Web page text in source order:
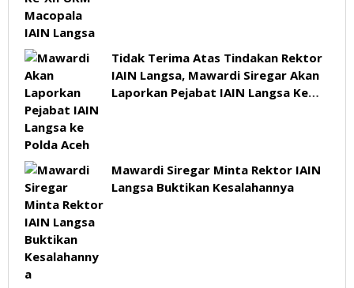
Tidak Terima Atas Tindakan Rektor
IAIN Langsa, Mawardi Siregar Akan
Laporkan Pejabat IAIN Langsa Ke
Mawardi Siregar Minta Rektor IAIN
Langsa Buktikan Kesalahannya